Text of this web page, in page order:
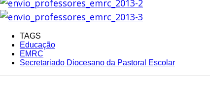
TAGS
Educação
EMRC
Secretariado Diocesano da Pastoral Escolar